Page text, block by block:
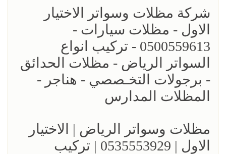
شركة مظلات وسواتر الاختيار
الاول - مظلات سيارات -
0500559613 - تركيب انواع
السواتر الرياض - مظلات الحدائق
- برجولات التخـصصي - هناجر -
المظلات المدارس
مظلات وسواتر الرياض | الاختيار
الاول | 0535553929 | تركيب